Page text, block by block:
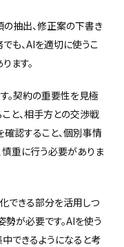
抽出、修正案の下書き
も、AIを適切に使うこ
ます。
。契約の重要性を見極
と、相手方との交渉戦
認すること、個別事情
慎重に行う必要がありま
できる部分を活用しつ
が必要です。AIを使う
できるようになると考